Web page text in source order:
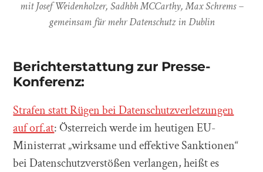
mit Josef Weidenholzer, Sadhbh MCCarthy, Max Schrems –
gemeinsam für mehr Datenschutz in Dublin
Berichterstattung zur Presse-
Konferenz:
Strafen statt Rügen bei Datenschutzverletzungen
auf orf.at: Österreich werde im heutigen EU-
Ministerrat „wirksame und effektive Sanktionen“
bei Datenschutzverstößen verlangen, heißt es